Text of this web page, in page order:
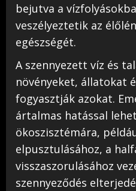
bejutva a
veszélyeztetik az
egészségét.
A szennyezett víz és
növényeket, állatokat
fogyasztják azokat.
ártalmas hatással
ökoszisztémára,
elpusztulásához, a
visszaszorulásához
szennyeződés